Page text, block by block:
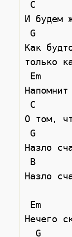
И будем
Как
только
О том,
Назло
Назло
Нечего